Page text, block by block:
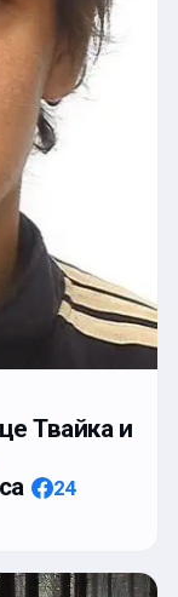
Твайка и
24